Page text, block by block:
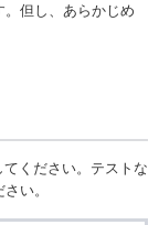
但し、あらかじめ
ください。テストな
い。